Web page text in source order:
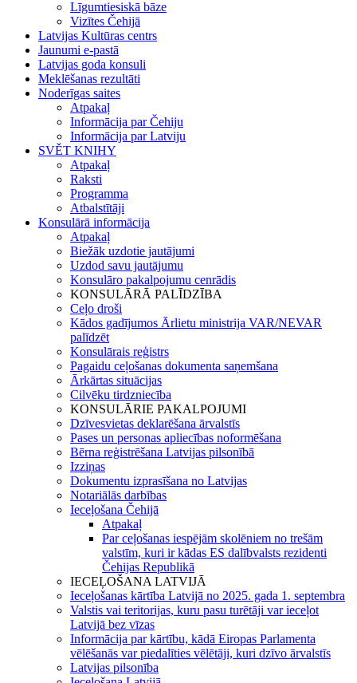
Līgumtiesiskā bāze
Vizītes Čehijā
Latvijas Kultūras centrs
Jaunumi e-pastā
Latvijas goda konsuli
Meklēšanas rezultāti
Noderīgas saites
Atpakaļ
Informācija par Čehiju
Informācija par Latviju
SVĚT KNIHY
Atpakaļ
Raksti
Programma
Atbalstītāji
Konsulārā informācija
Atpakaļ
Biežāk uzdotie jautājumi
Uzdod savu jautājumu
Konsulāro pakalpojumu cenrādis
KONSULĀRĀ PALĪDZĪBA
Ceļo droši
Kādos gadījumos Ārlietu ministrija VAR/NEVAR
palīdzēt
Konsulārais reģistrs
Pagaidu ceļošanas dokumenta saņemšana
Ārkārtas situācijas
Cilvēku tirdzniecība
KONSULĀRIE PAKALPOJUMI
Dzīvesvietas deklarēšana ārvalstīs
Pases un personas apliecības noformēšana
Bērna reģistrēšana Latvijas pilsonībā
Izziņas
Dokumentu izprasīšana no Latvijas
Notariālās darbības
Ieceļošana Čehijā
Atpakaļ
Par ceļošanas iespējām skolēniem no trešām
valstīm, kuri ir kādas ES dalībvalsts rezidenti
Čehijas Republikā
IECEĻOŠANA LATVIJĀ
Ieceļošanas kārtība Latvijā no 2025. gada 1. septembra
Valstis vai teritorijas, kuru pasu turētāji var ieceļot
Latvijā bez vīzas
Informācija par kārtību, kādā Eiropas Parlamenta
vēlēšanās var piedalīties vēlētāji, kuri dzīvo ārvalstīs
Latvijas pilsonība